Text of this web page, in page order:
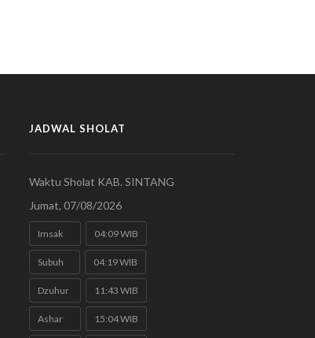
JADWAL SHOLAT
Waktu Sholat KAB. SINTANG
Jumat, 07/08/2026
Imsak 04:09 WIB
Subuh 04:19 WIB
Dzuhur 11:43 WIB
Ashar 15:04 WIB